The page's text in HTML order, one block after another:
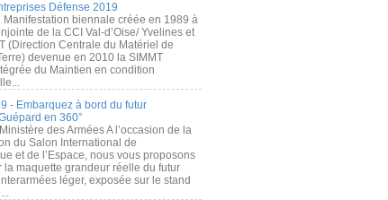
Défense 2019
Manifestation biennale créée en 1989 à
de la CCI Val-d’Oise/ Yvelines et
(Direction Centrale du Matériel de
devenue en 2010 la SIMMT
du Maintien en condition
- Embarquez à bord du futur
en 360°
des Armées A l’occasion de la
du Salon International de
et de l’Espace, nous vous proposons
la maquette grandeur réelle du futur
léger, exposée sur le stand